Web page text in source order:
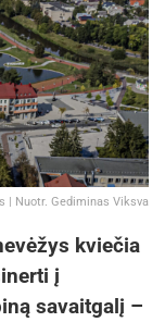
| Nuotr. Gediminas Viksva
kviečia
į
savaitgalį –